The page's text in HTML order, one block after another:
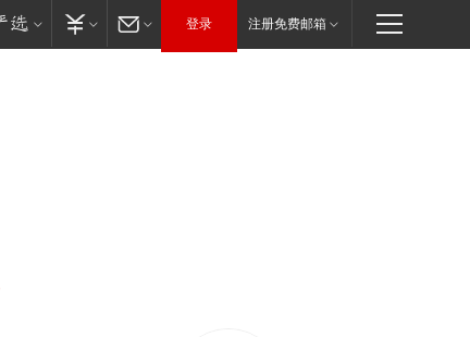
登录 注册免费邮箱